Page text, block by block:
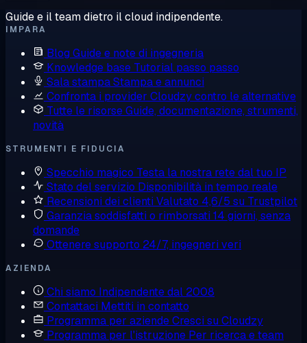
Guide e il team dietro il cloud indipendente.
IMPARA
Blog Guide e note di ingegneria
Knowledge base Tutorial passo passo
Sala stampaStampa e annunci
Confronta i provider Cloudzy contro le alternative
Tutte le risorseGuide, documentazione, strumenti,
novità
STRUMENTI E FIDUCIA
Specchio magico Testa la nostra rete dal tuo IP
Stato del servizio Disponibilità in tempo reale
Recensioni dei clienti Valutato 4,6/5 su Trustpilot
Garanzia soddisfatti o rimborsati 14 giorni, senza
domande
Ottenere supporto 24/7, ingegneri veri
AZIENDA
Chi siamo Indipendente dal 2008
Contattaci Mettiti in contatto
Programma per aziendeCresci su Cloudzy
Programma per l'istruzione Per ricerca e team